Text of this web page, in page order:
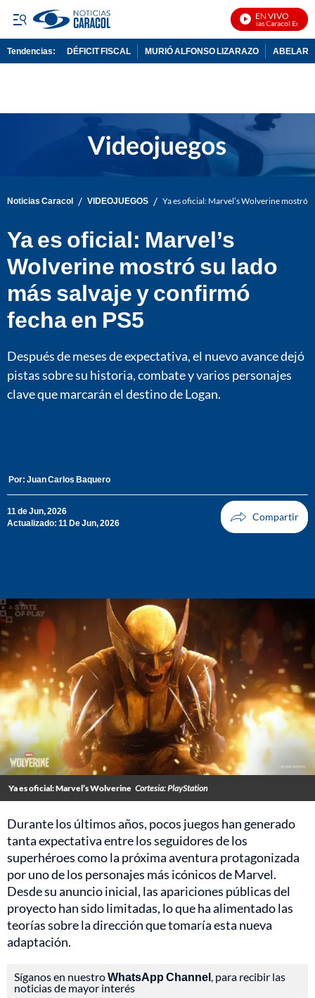
EN VIVO
Noticias Caracol En Vivo
Tendencias: DÉFICIT FISCAL MURIÓ ALFONSO LIZARAZO
Noticias Caracol / VIDEOJUEGOS / Ya es oficial: Marvel’s Wolverine mostró
Ya es oficial: Marvel’s
Wolverine mostró su lado
más salvaje y confirmó
fecha en PS5
Después de meses de expectativa, el nuevo avance dejó
pistas sobre su historia, combate y varios personajes
clave que marcarán el destino de Logan.
Por: Juan Carlos Baquero
11 de Jun, 2026
Actualizado: 11 De Jun, 2026
Ya es oficial: Marvel’s Wolverine Cortesia: PlayStation
Durante los últimos años, pocos juegos han generado
tanta expectativa entre los seguidores de los
superhéroes como la próxima aventura protagonizada
por uno de los personajes más icónicos de Marvel.
Desde su anuncio inicial, las apariciones públicas del
proyecto han sido limitadas, lo que ha alimentado las
teorías sobre la dirección que tomaría esta nueva
adaptación.
Síganos en nuestroWhatsApp Channel, para recibir las
noticias de mayor interés